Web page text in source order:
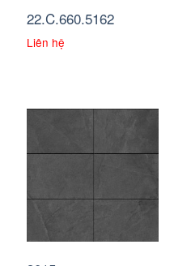
22.C.660.5162
Liên hệ